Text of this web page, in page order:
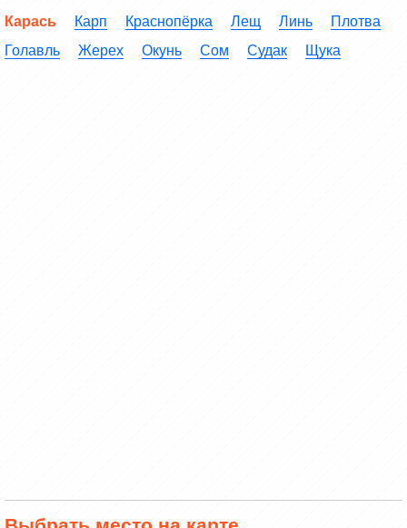
Карась Карп Краснопёрка Лещ Линь
Плотва
Голавль
Жерех Окунь Сом Судак Щука